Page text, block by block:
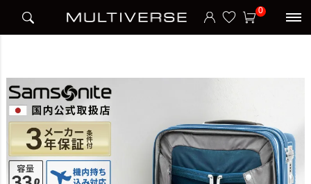
0
VOLANT SPINNER 55 スーツケース Sサイズ ヴォラント